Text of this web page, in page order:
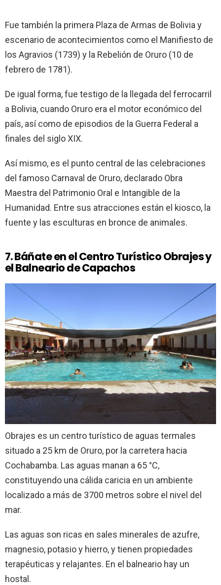
Fue también la primera Plaza de Armas de Bolivia y
escenario de acontecimientos como el Manifiesto de
los Agravios (1739) y la Rebelión de Oruro (10 de
febrero de 1781).
De igual forma, fue testigo de la llegada del ferrocarril
a Bolivia, cuando Oruro era el motor económico del
país, así como de episodios de la Guerra Federal a
finales del siglo XIX.
Así mismo, es el punto central de las celebraciones
del famoso Carnaval de Oruro, declarado Obra
Maestra del Patrimonio Oral e Intangible de la
Humanidad. Entre sus atracciones están el kiosco, la
fuente y las esculturas en bronce de animales.
7. Báñate en el Centro Turístico Obrajes y
el Balneario de Capachos
Obrajes es un centro turístico de aguas termales
situado a 25 km de Oruro, por la carretera hacia
Cochabamba. Las aguas manan a 65 °C,
constituyendo una cálida caricia en un ambiente
localizado a más de 3700 metros sobre el nivel del
mar.
Las aguas son ricas en sales minerales de azufre,
magnesio, potasio y hierro, y tienen propiedades
terapéuticas y relajantes. En el balneario hay un
hostal.